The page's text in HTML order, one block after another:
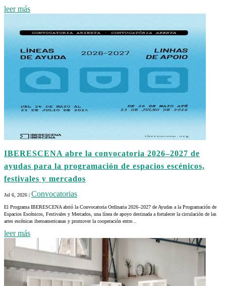
leer más
IBERESCENA abre la convocatoria 2026–2027 de
ayudas para la programación de espacios escénicos,
festivales y mercados
Jul 6, 2026 Convocatorias
El Programa IBERESCENA abrió la Convocatoria Ordinaria 2026–2027 de Ayudas a la Programación de
Espacios Escénicos, Festivales y Mercados, una línea de apoyo destinada a fortalecer la circulación de las
artes escénicas iberoamericanas y promover la cooperación entre...
leer más